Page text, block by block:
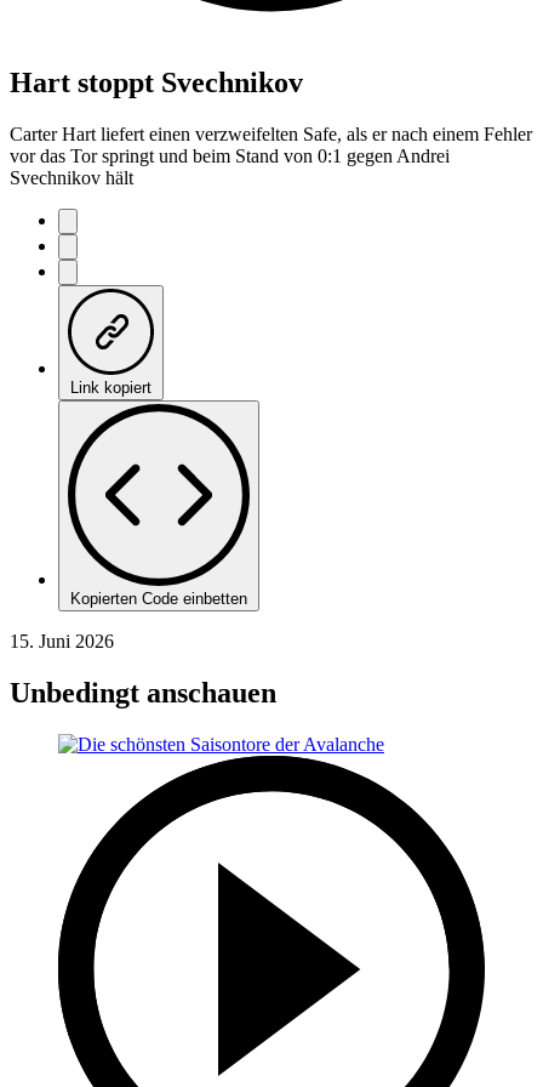
Hart stoppt Svechnikov
Carter Hart liefert einen verzweifelten Safe, als er nach einem Fehler
vor das Tor springt und beim Stand von 0:1 gegen Andrei
Svechnikov hält
Link kopiert
Kopierten Code einbetten
15. Juni 2026
Unbedingt anschauen